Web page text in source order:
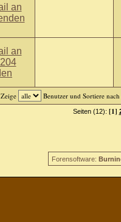
Zeige Benutzer und Sortiere nach
Seiten (12): [1]
Forensoftware: